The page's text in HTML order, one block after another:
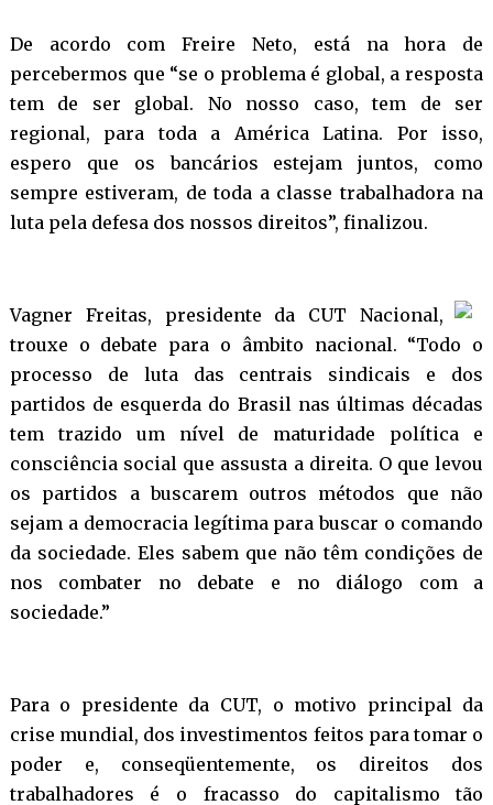
De acordo com Freire Neto, está na hora de
percebermos que “se o problema é global, a resposta
tem de ser global. No nosso caso, tem de ser
regional, para toda a América Latina. Por isso,
espero que os bancários estejam juntos, como
sempre estiveram, de toda a classe trabalhadora na
luta pela defesa dos nossos direitos”, finalizou.
Vagner Freitas, presidente da CUT Nacional,
trouxe o debate para o âmbito nacional. “Todo o
processo de luta das centrais sindicais e dos
partidos de esquerda do Brasil nas últimas décadas
tem trazido um nível de maturidade política e
consciência social que assusta a direita. O que levou
os partidos a buscarem outros métodos que não
sejam a democracia legítima para buscar o comando
da sociedade. Eles sabem que não têm condições de
nos combater no debate e no diálogo com a
sociedade.”
Para o presidente da CUT, o motivo principal da
crise mundial, dos investimentos feitos para tomar o
poder e, conseqüentemente, os direitos dos
trabalhadores é o fracasso do capitalismo tão